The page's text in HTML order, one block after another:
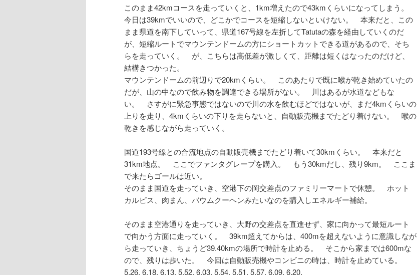
このまま42kmコースを走っていくと、1km増えたので43kmくらいになってしまう。
今日は39kmでいいので、どこかでコースを短縮しないといけない。 本来だと、この
まま県道を南下していって、県道167号線を左折してTatutaの森を経由していくのだ
が、短縮ルートでマウンテンドームの方にショートカットできる道があるので、そち
らを走っていく。 が、こちらは高低差が激しくて、距離は短くはなったのだけど、
結構きつかった。
マウンテンドームの前辺りで20kmくらい。 このあたりで既に喉が乾き始めていたの
だが、山の中なので飲み物を調達できる場所がない。 川はあるが水道などもな
い。 さすがに緊急事態ではないので川の水を飲むほどではないが、まだ4kmくらいの
上りを走り、4kmくらいの下りを走らないと、自動販売機までたどり着けない。 喉の
乾きを感じながら走っていく。
国道193号線との合流地点の自動販売機までたどり着いて30kmくらい。 本来だと
31km地点。 ここでファンタグレープを購入。 もう30kmだし、残り9km。 ここま
で来たらゴールは近い。
そのまま国道を走っていき、空港下の岡交差点のファミリーマートで休憩。 ホット
カルピス、肉まん、バウムクーヘンみたいなのを購入しエネルギー補給。
そのまま空港通りを走っていき、大野の交差点を直進せず、家に向かって最短ルート
で向かう方面に走っていく。 39km超えてからは、400mを超えないように意識しなが
ら走っていき、ちょうど39.40kmの場所で時計を止める。 そこから家までは600mな
ので、残りは歩いた。 今回は自動販売機やコンビニの時は、時計を止めている。
5.26, 6.18, 6.13, 5.52, 6.03, 5.54, 5.51, 5.57, 6.09, 6.20,